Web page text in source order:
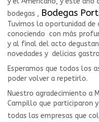
bodegas , Bodegas
Tuvimos la oportunidad
conociendo con más
y al final del acto
novedades y delicias
Esperamos que todos los
poder volver a repetirlo.
Nuestro agradecimiento a
Campillo que participaron
todas las empresas que